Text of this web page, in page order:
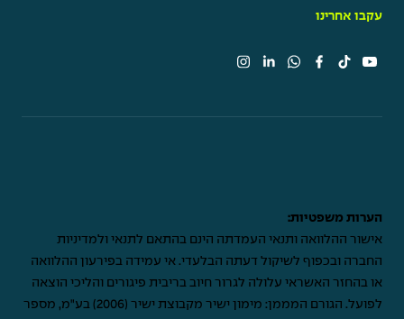
עקבו אחרינו
הערות משפטיות:
אישור ההלוואה ותנאי העמדתה הינם בהתאם לתנאי ולמדיניות
החברה ובכפוף לשיקול דעתה הבלעדי. אי עמידה בפירעון ההלוואה
או בהחזר האשראי עלולה לגרור חיוב בריבית פיגורים והליכי הוצאה
לפועל. הגורם המממן: מימון ישיר מקבוצת ישיר (2006) בע"מ, מספר